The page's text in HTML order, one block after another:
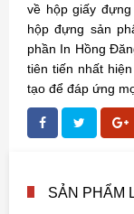
về hộp giấy
hộp đựng sản
phần In Hồng
tiên tiến nhất
tạo để đáp ứng
SẢN PHẨM